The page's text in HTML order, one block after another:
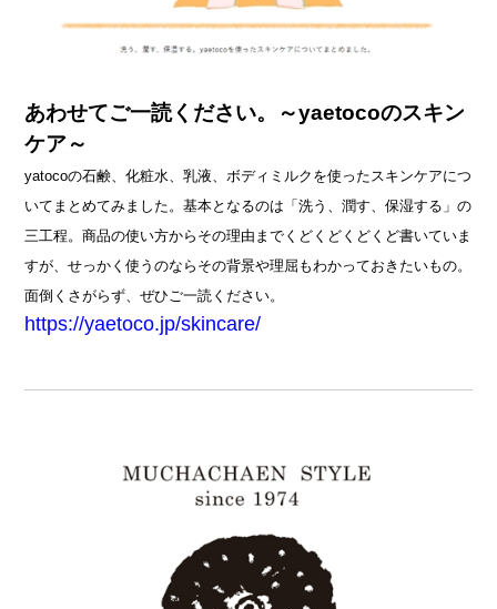
あわせてご一読ください。～yaetocoのスキン
ケア～
yatocoの石鹸、化粧水、乳液、ボディミルクを使ったスキンケアにつ
いてまとめてみました。基本となるのは「洗う、潤す、保湿する」の
三工程。商品の使い方からその理由までくどくどくどくど書いていま
すが、せっかく使うのならその背景や理屈もわかっておきたいもの。
面倒くさがらず、ぜひご一読ください。
https://yaetoco.jp/skincare/